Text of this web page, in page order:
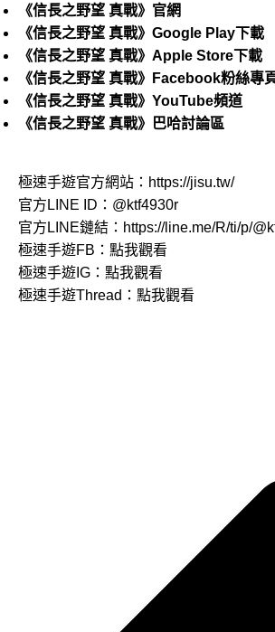
《信長之野望 真戰》官網
《信長之野望 真戰》Google Play下載
《信長之野望 真戰》Apple Store下載
《信長之野望 真戰》Facebook粉絲專
《信長之野望 真戰》YouTube頻道
《信長之野望 真戰》巴哈討論區
極速手遊官方網站： https://jisu.tw/
官方LINE ID： @ktf4930r
官方LINE鏈結： https://line.me/R/ti/p/
極速手遊FB： 點我觀看
極速手遊IG： 點我觀看
極速手遊Thread： 點我觀看